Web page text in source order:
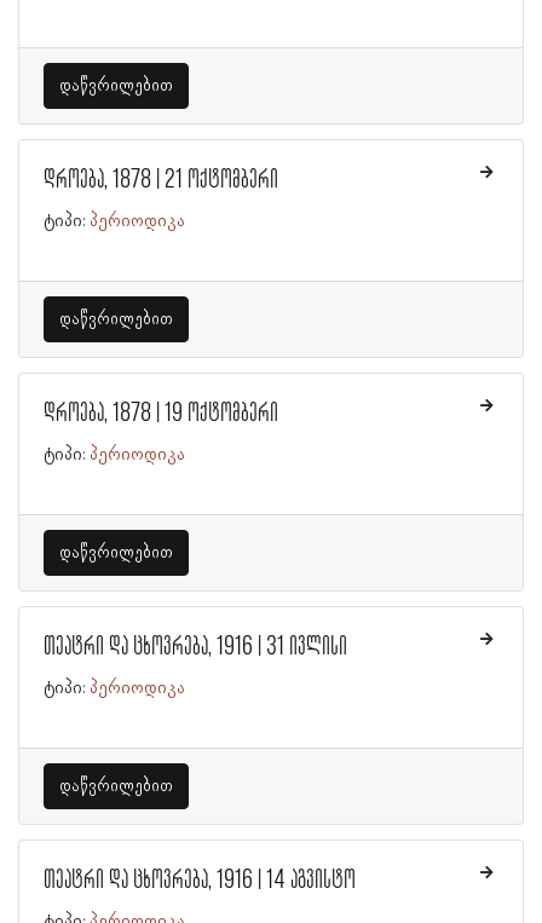
დაწვრილებით
დროება, 1878 | 21 ოქტომბერი
ტიპი: პერიოდიკა
დაწვრილებით
დროება, 1878 | 19 ოქტომბერი
ტიპი: პერიოდიკა
დაწვრილებით
თეატრი და ცხოვრება, 1916 | 31 ივლისი
ტიპი: პერიოდიკა
დაწვრილებით
თეატრი და ცხოვრება, 1916 | 14 აგვისტო